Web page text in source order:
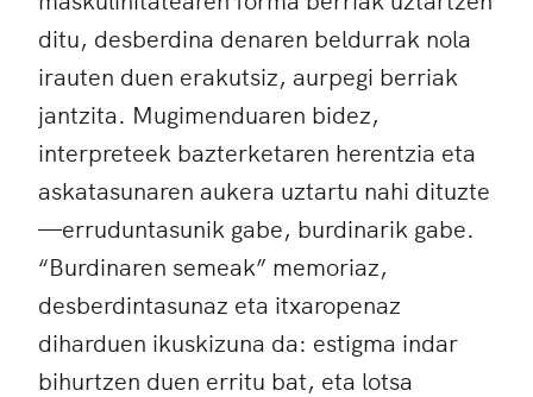
ditu, desberdina denaren beldurrak nola
irauten duen erakutsiz, aurpegi berriak
jantzita. Mugimenduaren bidez,
interpreteek bazterketaren herentzia eta
askatasunaren aukera uztartu nahi dituzte
—erruduntasunik gabe, burdinarik gabe.
“Burdinaren semeak” memoriaz,
desberdintasunaz eta itxaropenaz
diharduen ikuskizuna da: estigma indar
bihurtzen duen erritu bat, eta lotsa